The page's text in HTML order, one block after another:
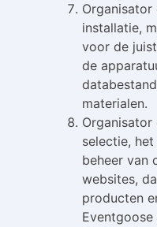
installatie,
voor de
de
materialen.
selectie,
beheer van
websites,
producten